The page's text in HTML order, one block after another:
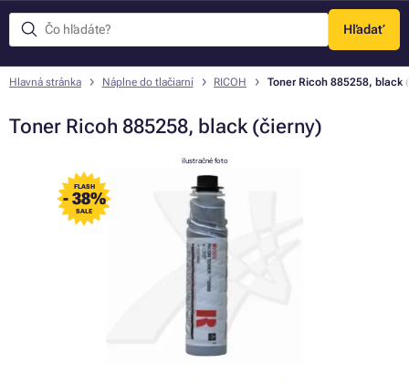
Hľadať
Menu
Hlavná stránka Náplne do tlačiarní RICOH Toner Ricoh 885258, black
Toner Ricoh 885258, black (čierny)
FLASH
- 38%
SALE
ilustračné foto